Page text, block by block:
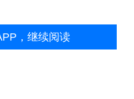
活动现场，外滩金
台发起的高质量
，继续阅读